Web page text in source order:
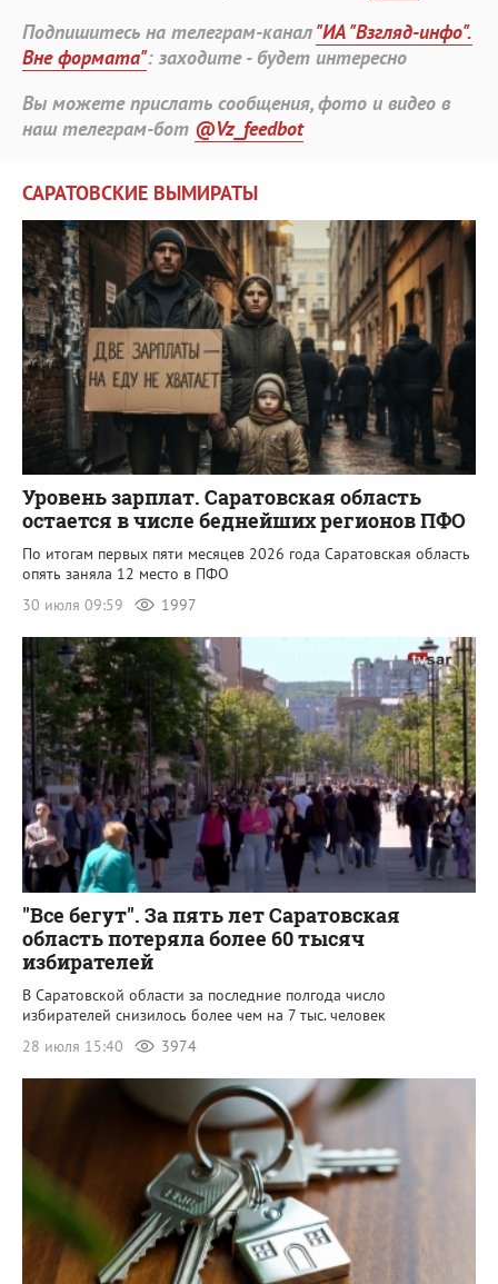
Подпишитесь на телеграм-канал"ИА "Взгляд-инфо".
Вне формата": заходите - будет интересно
Вы можете прислать сообщения, фото и видео в
наш телеграм-бот @Vz_feedbot
САРАТОВСКИЕ ВЫМИРАТЫ
Уровень зарплат. Саратовская область
остается в числе беднейших регионов ПФО
По итогам первых пяти месяцев 2026 года Саратовская область
опять заняла 12 место в ПФО
30 июля 09:59
1997
"Все бегут". За пять лет Саратовская
область потеряла более 60 тысяч
избирателей
В Саратовской области за последние полгода число
избирателей снизилось более чем на 7 тыс. человек
28 июля 15:40
3974